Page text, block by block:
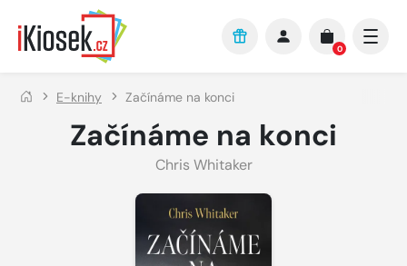
Přejít na hlavní obsah
0
E-knihy Začínáme na konci
Začínáme na konci
Chris Whitaker